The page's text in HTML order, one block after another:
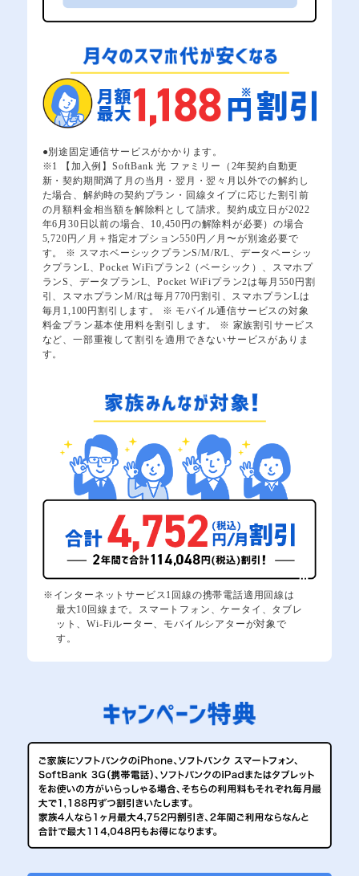
●別途固定通信サービスがかかります。
※1 【加入例】SoftBank 光 ファミリー（2年契約自動更
新・契約期間満了月の当月・翌月・翌々月以外での解約し
た場合、解約時の契約プラン・回線タイプに応じた割引前
の月額料金相当額を解除料として請求。契約成立日が2022
年6月30日以前の場合、10,450円の解除料が必要）の場合
5,720円／月＋指定オプション550円／月〜が別途必要で
す。 ※ スマホベーシックプランS/M/R/L、データベーシッ
クプランL、Pocket WiFiプラン2（ベーシック）、スマホプ
ランS、データプランL、Pocket WiFiプラン2は毎月550円割
引、スマホプランM/Rは毎月770円割引、スマホプランLは
毎月1,100円割引します。 ※ モバイル通信サービスの対象
料金プラン基本使用料を割引します。 ※ 家族割引サービス
など、一部重複して割引を適用できないサービスがありま
す。
※インターネットサービス1回線の携帯電話適用回線は
最大10回線まで。スマートフォン、ケータイ、タブレ
ット、Wi-Fiルーター、モバイルシアターが対象で
す。